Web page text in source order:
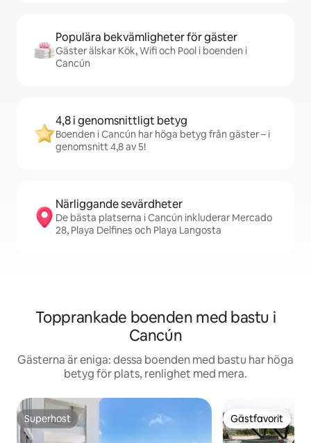
Populära bekvämligheter för gäster
Gäster älskar Kök, Wifi och Pool i boenden i
Cancún
4,8 i genomsnittligt betyg
Boenden i Cancún har höga betyg från gäster – i
genomsnitt 4,8 av 5!
Närliggande sevärdheter
De bästa platserna i Cancún inkluderar Mercado
28, Playa Delfines och Playa Langosta
Topprankade boenden med bastu i
Cancún
Gästerna är eniga: dessa boenden med bastu har höga
betyg för plats, renlighet med mera.
Superhost
Superhost Gästfavorit
Gästfavorit